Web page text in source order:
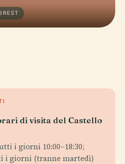
di visita del Castello
i giorni 10:00–18:30;
i giorni (tranne martedì)